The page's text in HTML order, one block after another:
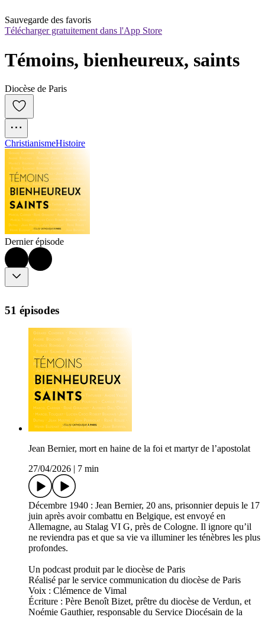
Sauvegarde des favoris
Télécharger gratuitement dans l'App Store
Témoins, bienheureux, saints
Diocèse de Paris
ChristianismeHistoire
Dernier épisode
51 épisodes
Jean Bernier, mort en haine de la foi et martyr de l’apostolat
27/04/2026
7 min
Décembre 1940 : Jean Bernier, 20 ans, prisonnier depuis le 17
juin après avoir combattu en Belgique, est envoyé en
Allemagne, au Stalag VI G, près de Cologne. Il ignore qu’il
ne reviendra pas et que sa vie va illuminer les ténèbres les plus
profondes.
Un podcast produit par le diocèse de Paris
Réalisé par le service communication du diocèse de Paris
Voix : Clémence de Vimal
Écriture : Père Benoît Bizet, prêtre du diocèse de Verdun, et
Noémie Gauthier, responsable du Service Diocésain de la